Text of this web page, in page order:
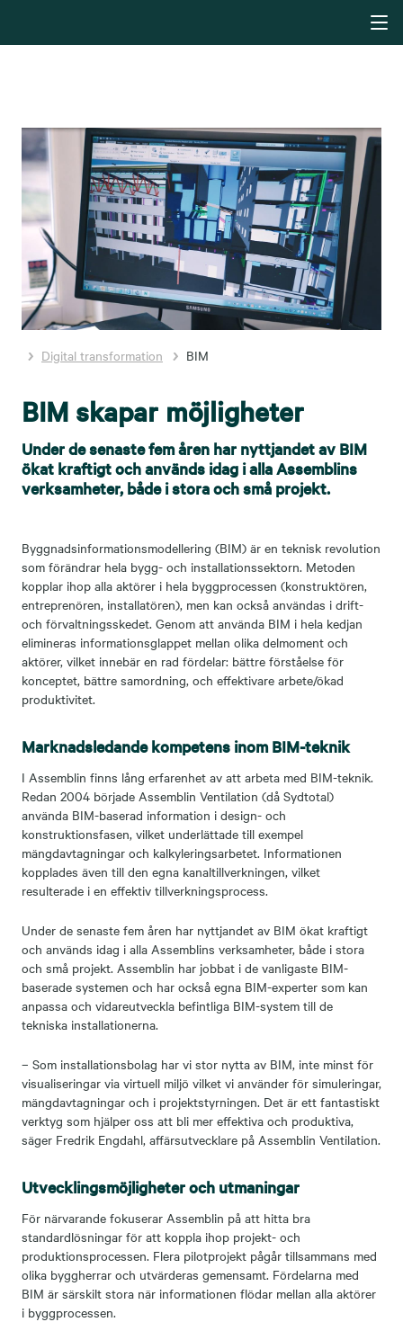
Digital transformation BIM
BIM skapar möjligheter
Under de senaste fem åren har nyttjandet av BIM
ökat kraftigt och används idag i alla Assemblins
verksamheter, både i stora och små projekt.
Byggnadsinformationsmodellering (BIM) är en teknisk revolution
som förändrar hela bygg- och installationssektorn. Metoden
kopplar ihop alla aktörer i hela byggprocessen (konstruktören,
entreprenören, installatören), men kan också användas i drift-
och förvaltningsskedet. Genom att använda BIM i hela kedjan
elimineras informationsglappet mellan olika delmoment och
aktörer, vilket innebär en rad fördelar: bättre förståelse för
konceptet, bättre samordning, och effektivare arbete/ökad
produktivitet.
Marknadsledande kompetens inom BIM-teknik
I Assemblin finns lång erfarenhet av att arbeta med BIM-teknik.
Redan 2004 började Assemblin Ventilation (då Sydtotal)
använda BIM-baserad information i design- och
konstruktionsfasen, vilket underlättade till exempel
mängdavtagningar och kalkyleringsarbetet. Informationen
kopplades även till den egna kanaltillverkningen, vilket
resulterade i en effektiv tillverkningsprocess.
Under de senaste fem åren har nyttjandet av BIM ökat kraftigt
och används idag i alla Assemblins verksamheter, både i stora
och små projekt. Assemblin har jobbat i de vanligaste BIM-
baserade systemen och har också egna BIM-experter som kan
anpassa och vidareutveckla befintliga BIM-system till de
tekniska installationerna.
– Som installationsbolag har vi stor nytta av BIM, inte minst för
visualiseringar via virtuell miljö vilket vi använder för simuleringar,
mängdavtagningar och i projektstyrningen. Det är ett fantastiskt
verktyg som hjälper oss att bli mer effektiva och produktiva,
säger Fredrik Engdahl, affärsutvecklare på Assemblin Ventilation.
Utvecklingsmöjligheter och utmaningar
För närvarande fokuserar Assemblin på att hitta bra
standardlösningar för att koppla ihop projekt- och
produktionsprocessen. Flera pilotprojekt pågår tillsammans med
olika byggherrar och utvärderas gemensamt. Fördelarna med
BIM är särskilt stora när informationen flödar mellan alla aktörer
i byggprocessen.